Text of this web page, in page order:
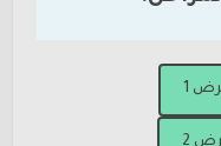
1
2